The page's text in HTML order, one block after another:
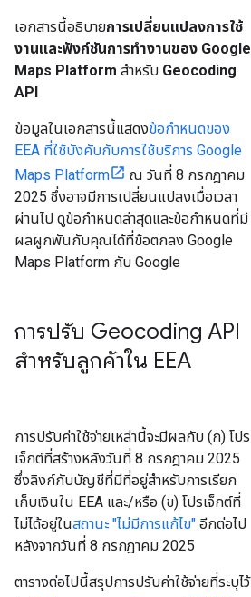
เอกสารนี้อธิบายการเปลี่ยนแปลงการใช้
งานและฟังก์ชันการทำงานของ Google
Maps Platform สำหรับ Geocoding
API
ข้อมูลในเอกสารนี้แสดงข้อกำหนดของ
EEA ที่ใช้บังคับกับการใช้บริการ Google
Maps Platform
ณ วันที่ 8 กรกฎาคม
2025 ซึ่งอาจมีการเปลี่ยนแปลงเมื่อเวลา
ผ่านไป ดูข้อกำหนดล่าสุดและข้อกำหนดที่มี
ผลผูกพันกับคุณได้ที่ข้อตกลง Google
Maps Platform กับ Google
การปรับ Geocoding API
สำหรับลูกค้าใน EEA
การปรับค่าใช้จ่ายเหล่านี้จะมีผลกับ (ก) โปร
เจ็กต์ที่สร้างหลังวันที่ 8 กรกฎาคม 2025
ซึ่งลิงก์กับบัญชีที่มีที่อยู่สำหรับการเรียก
เก็บเงินใน EEA และ/หรือ (ข) โปรเจ็กต์ที่
ไม่ได้อยู่ในสถานะ "ไม่มีการแก้ไข" อีกต่อไป
หลังจากวันที่ 8 กรกฎาคม 2025
ตารางต่อไปนี้สรุปการปรับค่าใช้จ่ายที่ระบุไว้